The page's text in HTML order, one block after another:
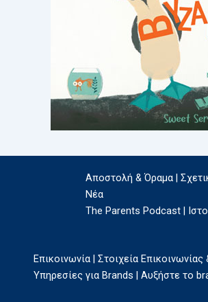
Αποστολή & Όραμα |
Νέα
The Parents Podcast |
Επικοινωνία | Στοιχεία
Υπηρεσίες για Brands | Αυξήστε το